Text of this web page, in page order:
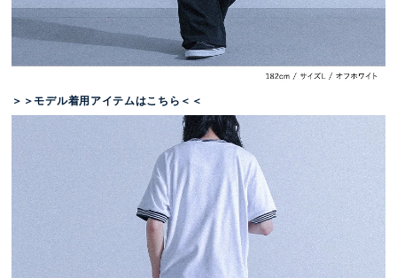
＞＞モデル着用アイテムはこちら＜＜